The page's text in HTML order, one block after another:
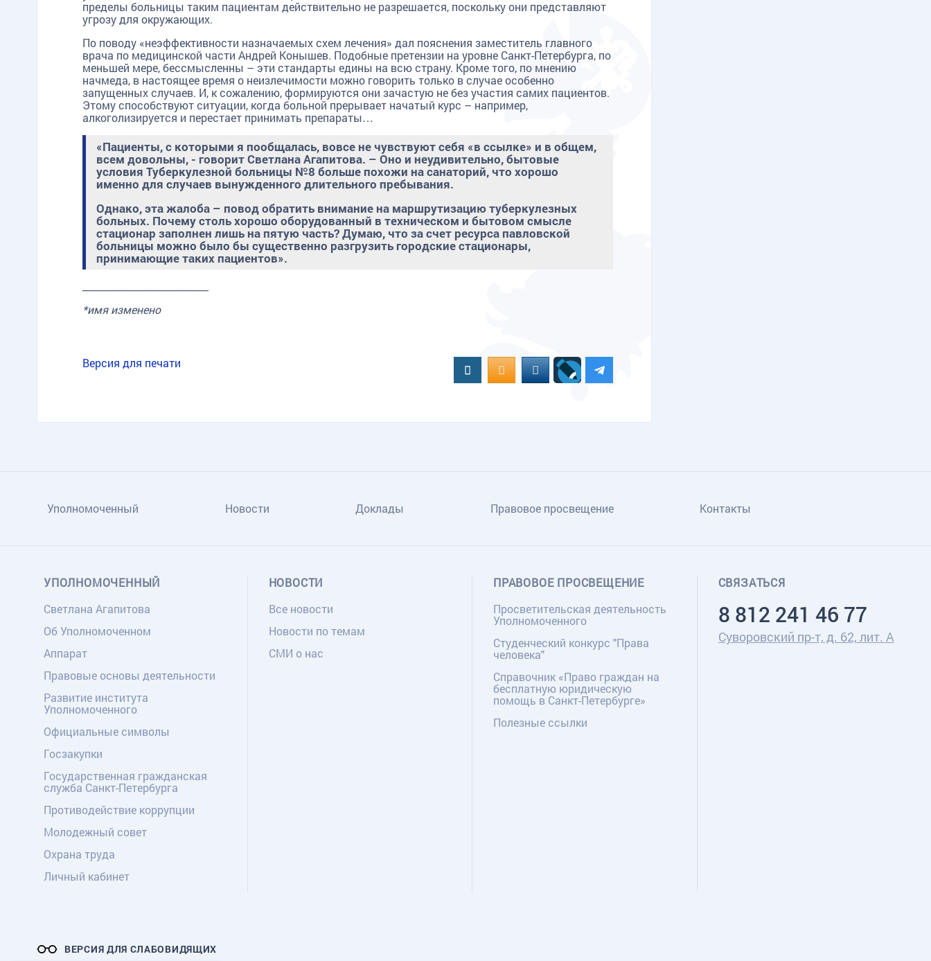
пределы больницы таким пациентам действительно не разрешается, поскольку они представляют
угрозу для окружающих.
По поводу «неэффективности назначаемых схем лечения» дал пояснения заместитель главного
врача по медицинской части Андрей Конышев. Подобные претензии на уровне Санкт-Петербурга, по
меньшей мере, бессмысленны – эти стандарты едины на всю страну. Кроме того, по мнению
начмеда, в настоящее время о неизлечимости можно говорить только в случае особенно
запущенных случаев. И, к сожалению, формируются они зачастую не без участия самих пациентов.
Этому способствуют ситуации, когда больной прерывает начатый курс – например,
алкоголизируется и перестает принимать препараты…
«Пациенты, с которыми я пообщалась, вовсе не чувствуют себя «в ссылке» и в общем,
всем довольны, - говорит Светлана Агапитова. – Оно и неудивительно, бытовые
условия Туберкулезной больницы №8 больше похожи на санаторий, что хорошо
именно для случаев вынужденного длительного пребывания.
Однако, эта жалоба – повод обратить внимание на маршрутизацию туберкулезных
больных. Почему столь хорошо оборудованный в техническом и бытовом смысле
стационар заполнен лишь на пятую часть? Думаю, что за счет ресурса павловской
больницы можно было бы существенно разгрузить городские стационары,
принимающие таких пациентов».
*имя изменено
Версия для печати ВконтактеOK.RUMAIL.RU
Уполномоченный Новости Доклады Правовое просвещение Контакты
СВЯЗАТЬСЯ
8 812 241 46 77
Суворовский пр-т, д. 62, лит. А
УПОЛНОМОЧЕННЫЙ
Светлана Агапитова
Об Уполномоченном
Аппарат
Правовые основы деятельности
Развитие института
Уполномоченного
Официальные символы
Госзакупки
Государственная гражданская
служба Санкт-Петербурга
Противодействие коррупции
Молодежный совет
Охрана труда
Личный кабинет
НОВОСТИ
Все новости
Новости по темам
СМИ о нас
ПРАВОВОЕ ПРОСВЕЩЕНИЕ
Просветительская деятельность
Уполномоченного
Студенческий конкурс "Права
человека"
Справочник «Право граждан на
бесплатную юридическую
помощь в Санкт-Петербурге»
Полезные ссылки
ВЕРСИЯ ДЛЯ СЛАБОВИДЯЩИХ